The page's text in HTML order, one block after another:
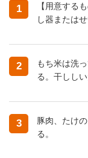
1
【用意する
し器または
2
もち米は洗
る。干しし
3
豚肉、たけ
る。